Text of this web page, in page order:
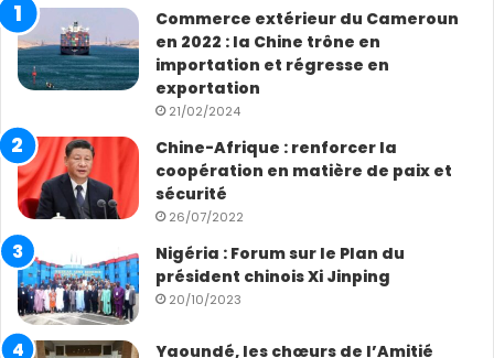
Commerce extérieur du Cameroun
en 2022 : la Chine trône en
importation et régresse en
exportation
21/02/2024
Chine-Afrique : renforcer la
coopération en matière de paix et
sécurité
26/07/2022
Nigéria : Forum sur le Plan du
président chinois Xi Jinping
20/10/2023
Yaoundé, les chœurs de l’Amitié